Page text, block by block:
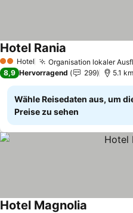
2 Sterne
Hotel Organisation lokaler
Hotel Rania
8,9 Hervorragend 299 5.1
Wähle Reisedaten aus, um
Preise zu sehen
Hotel Magnolia